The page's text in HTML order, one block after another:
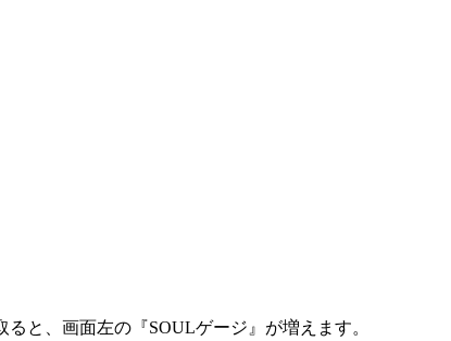
と、画面左の『SOULゲージ』が増えます。